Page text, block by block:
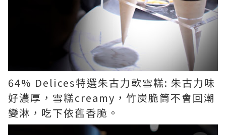
64% Delices特選朱古力軟雪糕: 朱古力味
好濃厚，雪糕creamy，竹炭脆筒不會回潮
變淋，吃下依舊香脆。